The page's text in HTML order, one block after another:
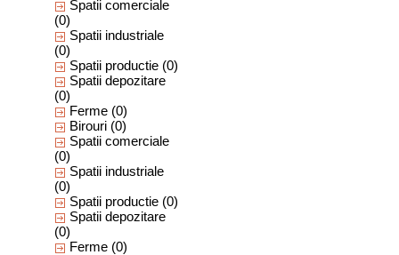
Spatii comerciale
(0)
Spatii industriale
(0)
Spatii productie (0)
Spatii depozitare
(0)
Ferme (0)
Birouri (0)
Spatii comerciale
(0)
Spatii industriale
(0)
Spatii productie (0)
Spatii depozitare
(0)
Ferme (0)